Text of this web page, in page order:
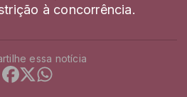
à concorrência.
essa notícia